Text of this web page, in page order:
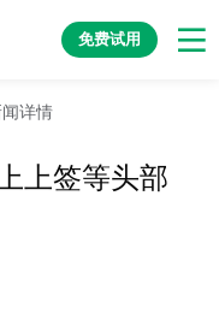
免费试用
闻详情
上签等头部